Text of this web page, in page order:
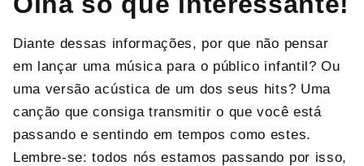
Diante dessas informações, por que não pensar
em lançar uma música para o público infantil? Ou
uma versão acústica de um dos seus hits? Uma
canção que consiga transmitir o que você está
passando e sentindo em tempos como estes.
Lembre-se: todos nós estamos passando por isso,